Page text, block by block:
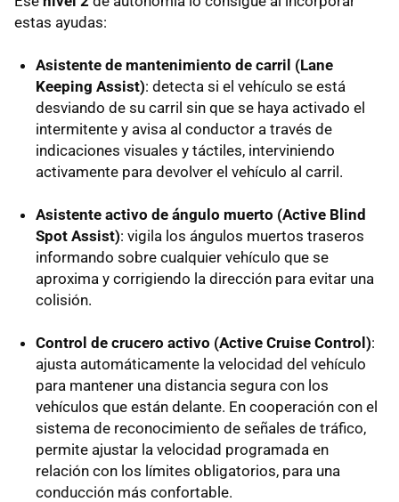
estas ayudas:
Asistente de mantenimiento de carril (Lane
Keeping Assist): detecta si el vehículo se está
desviando de su carril sin que se haya activado el
intermitente y avisa al conductor a través de
indicaciones visuales y táctiles, interviniendo
activamente para devolver el vehículo al carril.
Asistente activo de ángulo muerto (Active Blind
Spot Assist): vigila los ángulos muertos traseros
informando sobre cualquier vehículo que se
aproxima y corrigiendo la dirección para evitar una
colisión.
Control de crucero activo (Active Cruise Control):
ajusta automáticamente la velocidad del vehículo
para mantener una distancia segura con los
vehículos que están delante. En cooperación con el
sistema de reconocimiento de señales de tráfico,
permite ajustar la velocidad programada en
relación con los límites obligatorios, para una
conducción más confortable.